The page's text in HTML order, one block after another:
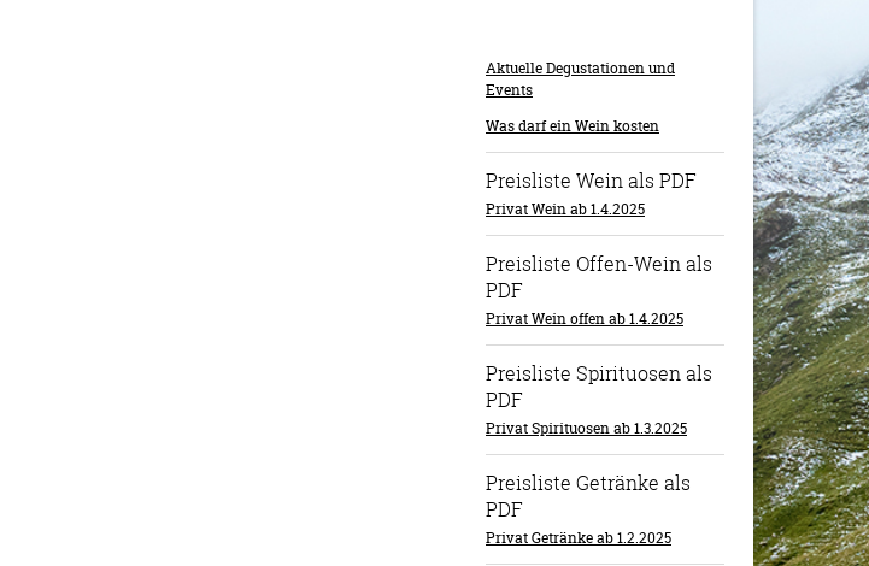
Aktuelle Degustationen und
Events
Was darf ein Wein kosten
Preisliste Wein als PDF
Privat Wein ab 1.4.2025
Preisliste Offen-Wein als
PDF
Privat Wein offen ab 1.4.2025
Preisliste Spirituosen als
PDF
Privat Spirituosen ab 1.3.2025
Preisliste Getränke als
PDF
Privat Getränke ab 1.2.2025